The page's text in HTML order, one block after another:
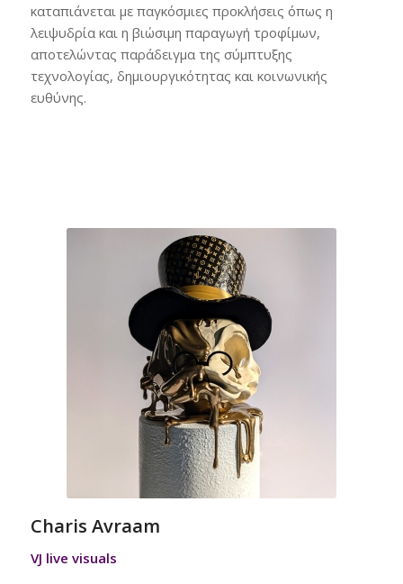
καταπιάνεται με παγκόσμιες προκλήσεις όπως η
λειψυδρία και η βιώσιμη παραγωγή τροφίμων,
αποτελώντας παράδειγμα της σύμπτυξης
τεχνολογίας, δημιουργικότητας και κοινωνικής
ευθύνης.
Charis Avraam
VJ live visuals